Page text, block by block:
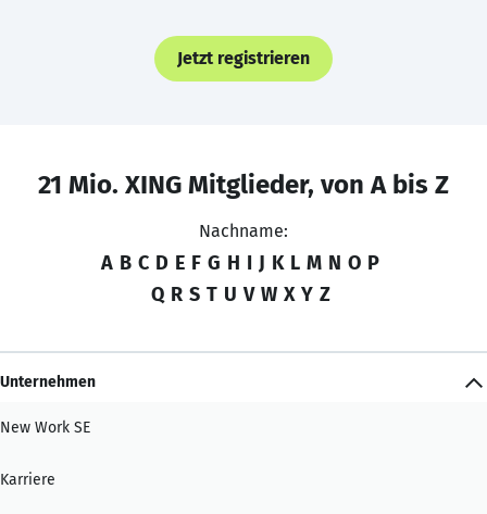
Jetzt registrieren
21 Mio. XING Mitglieder, von A bis Z
Nachname:
A B C D E F G H I J K L M N O P
Q R S T U V W X Y Z
Unternehmen
New Work SE
Karriere